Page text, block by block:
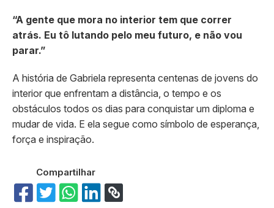
“A gente que mora no interior tem que correr
atrás. Eu tô lutando pelo meu futuro, e não vou
parar.”
A história de Gabriela representa centenas de jovens do
interior que enfrentam a distância, o tempo e os
obstáculos todos os dias para conquistar um diploma e
mudar de vida. E ela segue como símbolo de esperança,
força e inspiração.
Compartilhar